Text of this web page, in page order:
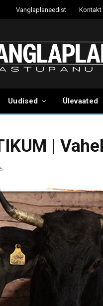
Vanglaplaneedist Kontakt
Uudised Ülevaated
|